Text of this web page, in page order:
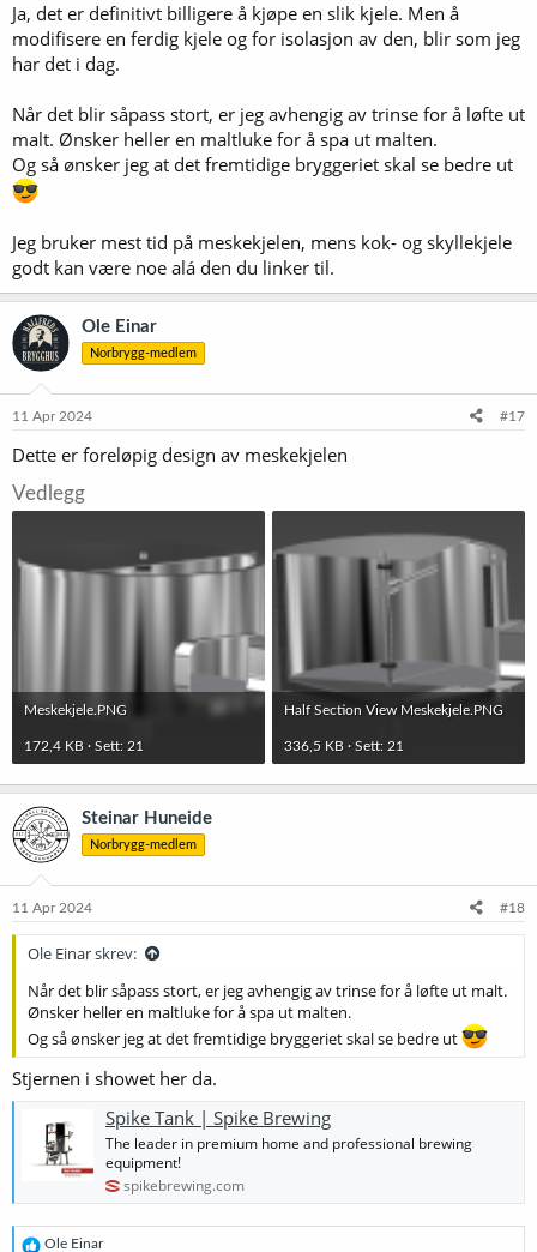
Ja, det er definitivt billigere å kjøpe en slik kjele. Men å
modifisere en ferdig kjele og for isolasjon av den, blir som jeg
har det i dag.
Når det blir såpass stort, er jeg avhengig av trinse for å løfte ut
malt. Ønsker heller en maltluke for å spa ut malten.
Og så ønsker jeg at det fremtidige bryggeriet skal se bedre ut
Jeg bruker mest tid på meskekjelen, mens kok- og skyllekjele
godt kan være noe alá den du linker til.
Ole Einar
Norbrygg-medlem
11 Apr 2024 #17
Dette er foreløpig design av meskekjelen
Vedlegg
Meskekjele.PNG
172,4 KB · Sett: 21
Half Section View Meskekjele.PNG
336,5 KB · Sett: 21
Steinar Huneide
Norbrygg-medlem
11 Apr 2024 #18
Ole Einar skrev:
Når det blir såpass stort, er jeg avhengig av trinse for å løfte ut malt.
Ønsker heller en maltluke for å spa ut malten.
Og så ønsker jeg at det fremtidige bryggeriet skal se bedre ut
Stjernen i showet her da.
Spike Tank | Spike Brewing
The leader in premium home and professional brewing
equipment!
spikebrewing.com
R
Ole Einar